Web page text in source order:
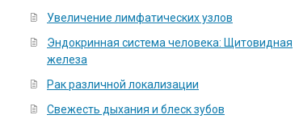
Увеличение лимфатических узлов
Эндокринная система человека: Щитовидная
железа
Рак различной локализации
Свежесть дыхания и блеск зубов